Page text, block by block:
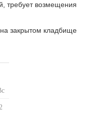
требует возмещения
закрытом кладбище